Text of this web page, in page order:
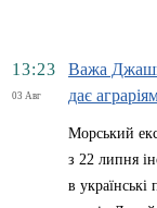
13:23
03 Авг
Важа Джаши
дає
Морський
з 22 липня
в українські